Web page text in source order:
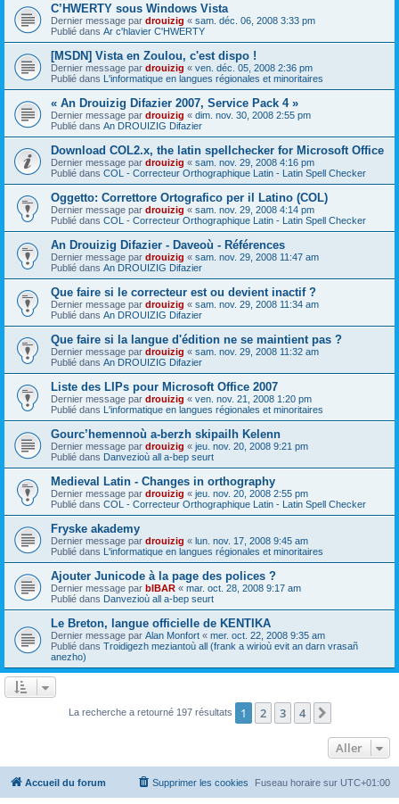
C’HWERTY sous Windows Vista
Dernier message par drouizig « sam. déc. 06, 2008 3:33 pm
Publié dans Ar c'hlavier C'HWERTY
[MSDN] Vista en Zoulou, c'est dispo !
Dernier message par drouizig « ven. déc. 05, 2008 2:36 pm
Publié dans L'informatique en langues régionales et minoritaires
« An Drouizig Difazier 2007, Service Pack 4 »
Dernier message par drouizig « dim. nov. 30, 2008 2:55 pm
Publié dans An DROUIZIG Difazier
Download COL2.x, the latin spellchecker for Microsoft Office
Dernier message par drouizig « sam. nov. 29, 2008 4:16 pm
Publié dans COL - Correcteur Orthographique Latin - Latin Spell Checker
Oggetto: Correttore Ortografico per il Latino (COL)
Dernier message par drouizig « sam. nov. 29, 2008 4:14 pm
Publié dans COL - Correcteur Orthographique Latin - Latin Spell Checker
An Drouizig Difazier - Daveoù - Références
Dernier message par drouizig « sam. nov. 29, 2008 11:47 am
Publié dans An DROUIZIG Difazier
Que faire si le correcteur est ou devient inactif ?
Dernier message par drouizig « sam. nov. 29, 2008 11:34 am
Publié dans An DROUIZIG Difazier
Que faire si la langue d'édition ne se maintient pas ?
Dernier message par drouizig « sam. nov. 29, 2008 11:32 am
Publié dans An DROUIZIG Difazier
Liste des LIPs pour Microsoft Office 2007
Dernier message par drouizig « ven. nov. 21, 2008 1:20 pm
Publié dans L'informatique en langues régionales et minoritaires
Gourc’hemennoù a-berzh skipailh Kelenn
Dernier message par drouizig « jeu. nov. 20, 2008 9:21 pm
Publié dans Danvezioù all a-bep seurt
Medieval Latin - Changes in orthography
Dernier message par drouizig « jeu. nov. 20, 2008 2:55 pm
Publié dans COL - Correcteur Orthographique Latin - Latin Spell Checker
Fryske akademy
Dernier message par drouizig « lun. nov. 17, 2008 9:45 am
Publié dans L'informatique en langues régionales et minoritaires
Ajouter Junicode à la page des polices ?
Dernier message par bIBAR « mar. oct. 28, 2008 9:17 am
Publié dans Danvezioù all a-bep seurt
Le Breton, langue officielle de KENTIKA
Dernier message par Alan Monfort « mer. oct. 22, 2008 9:35 am
Publié dans Troidigezh meziantoù all (frank a wirioù evit an darn vrasañ
anezho)
La recherche a retourné 197 résultats 1 2 3 4
Aller
Accueil du forum Fuseau horaire sur UTC+01:00
Supprimer les cookies